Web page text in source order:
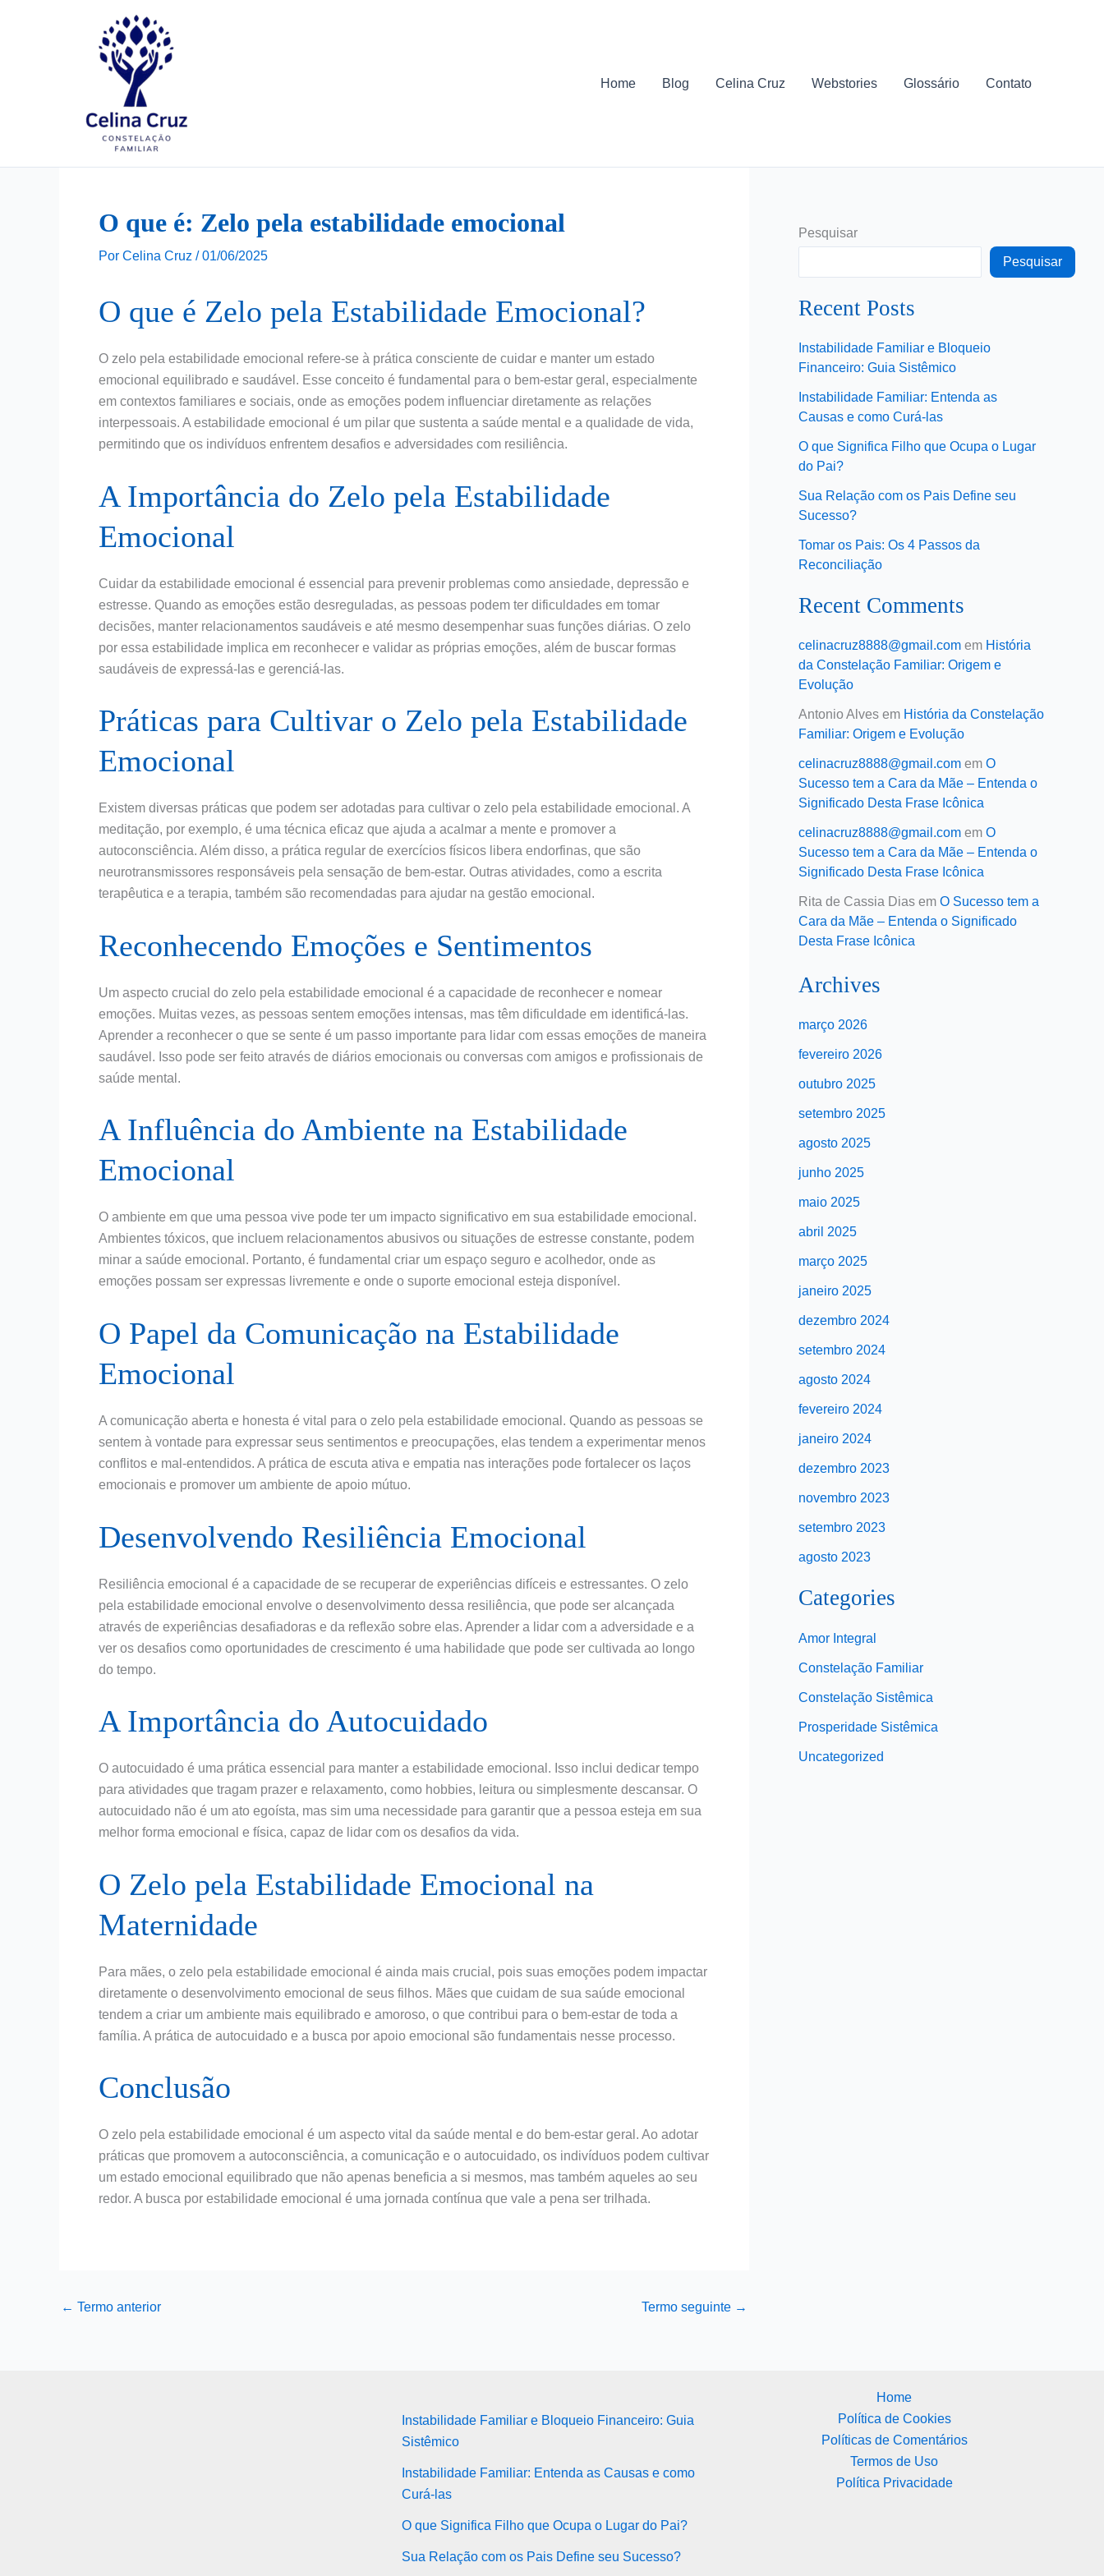
Home Blog Celina Cruz Webstories Glossário Contato
O que é: Zelo pela estabilidade emocional
Por Celina Cruz /01/06/2025
O que é Zelo pela Estabilidade Emocional?
O zelo pela estabilidade emocional refere-se à prática consciente de cuidar e manter um estado
emocional equilibrado e saudável. Esse conceito é fundamental para o bem-estar geral, especialmente
em contextos familiares e sociais, onde as emoções podem influenciar diretamente as relações
interpessoais. A estabilidade emocional é um pilar que sustenta a saúde mental e a qualidade de vida,
permitindo que os indivíduos enfrentem desafios e adversidades com resiliência.
A Importância do Zelo pela Estabilidade
Emocional
Cuidar da estabilidade emocional é essencial para prevenir problemas como ansiedade, depressão e
estresse. Quando as emoções estão desreguladas, as pessoas podem ter dificuldades em tomar
decisões, manter relacionamentos saudáveis e até mesmo desempenhar suas funções diárias. O zelo
por essa estabilidade implica em reconhecer e validar as próprias emoções, além de buscar formas
saudáveis de expressá-las e gerenciá-las.
Práticas para Cultivar o Zelo pela Estabilidade
Emocional
Existem diversas práticas que podem ser adotadas para cultivar o zelo pela estabilidade emocional. A
meditação, por exemplo, é uma técnica eficaz que ajuda a acalmar a mente e promover a
autoconsciência. Além disso, a prática regular de exercícios físicos libera endorfinas, que são
neurotransmissores responsáveis pela sensação de bem-estar. Outras atividades, como a escrita
terapêutica e a terapia, também são recomendadas para ajudar na gestão emocional.
Reconhecendo Emoções e Sentimentos
Um aspecto crucial do zelo pela estabilidade emocional é a capacidade de reconhecer e nomear
emoções. Muitas vezes, as pessoas sentem emoções intensas, mas têm dificuldade em identificá-las.
Aprender a reconhecer o que se sente é um passo importante para lidar com essas emoções de maneira
saudável. Isso pode ser feito através de diários emocionais ou conversas com amigos e profissionais de
saúde mental.
A Influência do Ambiente na Estabilidade
Emocional
O ambiente em que uma pessoa vive pode ter um impacto significativo em sua estabilidade emocional.
Ambientes tóxicos, que incluem relacionamentos abusivos ou situações de estresse constante, podem
minar a saúde emocional. Portanto, é fundamental criar um espaço seguro e acolhedor, onde as
emoções possam ser expressas livremente e onde o suporte emocional esteja disponível.
O Papel da Comunicação na Estabilidade
Emocional
A comunicação aberta e honesta é vital para o zelo pela estabilidade emocional. Quando as pessoas se
sentem à vontade para expressar seus sentimentos e preocupações, elas tendem a experimentar menos
conflitos e mal-entendidos. A prática de escuta ativa e empatia nas interações pode fortalecer os laços
emocionais e promover um ambiente de apoio mútuo.
Desenvolvendo Resiliência Emocional
Resiliência emocional é a capacidade de se recuperar de experiências difíceis e estressantes. O zelo
pela estabilidade emocional envolve o desenvolvimento dessa resiliência, que pode ser alcançada
através de experiências desafiadoras e da reflexão sobre elas. Aprender a lidar com a adversidade e a
ver os desafios como oportunidades de crescimento é uma habilidade que pode ser cultivada ao longo
do tempo.
A Importância do Autocuidado
O autocuidado é uma prática essencial para manter a estabilidade emocional. Isso inclui dedicar tempo
para atividades que tragam prazer e relaxamento, como hobbies, leitura ou simplesmente descansar. O
autocuidado não é um ato egoísta, mas sim uma necessidade para garantir que a pessoa esteja em sua
melhor forma emocional e física, capaz de lidar com os desafios da vida.
O Zelo pela Estabilidade Emocional na
Maternidade
Para mães, o zelo pela estabilidade emocional é ainda mais crucial, pois suas emoções podem impactar
diretamente o desenvolvimento emocional de seus filhos. Mães que cuidam de sua saúde emocional
tendem a criar um ambiente mais equilibrado e amoroso, o que contribui para o bem-estar de toda a
família. A prática de autocuidado e a busca por apoio emocional são fundamentais nesse processo.
Conclusão
O zelo pela estabilidade emocional é um aspecto vital da saúde mental e do bem-estar geral. Ao adotar
práticas que promovem a autoconsciência, a comunicação e o autocuidado, os indivíduos podem cultivar
um estado emocional equilibrado que não apenas beneficia a si mesmos, mas também aqueles ao seu
redor. A busca por estabilidade emocional é uma jornada contínua que vale a pena ser trilhada.
← Termo anterior Termo seguinte →
Pesquisar
Pesquisar
Recent Posts
Instabilidade Familiar e Bloqueio
Financeiro: Guia Sistêmico
Instabilidade Familiar: Entenda as
Causas e como Curá-las
O que Significa Filho que Ocupa o Lugar
do Pai?
Sua Relação com os Pais Define seu
Sucesso?
Tomar os Pais: Os 4 Passos da
Reconciliação
Recent Comments
celinacruz8888@gmail.com em História
da Constelação Familiar: Origem e
Evolução
Antonio Alves em História da Constelação
Familiar: Origem e Evolução
celinacruz8888@gmail.com em O
Sucesso tem a Cara da Mãe – Entenda o
Significado Desta Frase Icônica
celinacruz8888@gmail.com em O
Sucesso tem a Cara da Mãe – Entenda o
Significado Desta Frase Icônica
Rita de Cassia Dias em O Sucesso tem a
Cara da Mãe – Entenda o Significado
Desta Frase Icônica
Archives
março 2026
fevereiro 2026
outubro 2025
setembro 2025
agosto 2025
junho 2025
maio 2025
abril 2025
março 2025
janeiro 2025
dezembro 2024
setembro 2024
agosto 2024
fevereiro 2024
janeiro 2024
dezembro 2023
novembro 2023
setembro 2023
agosto 2023
Categories
Amor Integral
Constelação Familiar
Constelação Sistêmica
Prosperidade Sistêmica
Uncategorized
Instabilidade Familiar e Bloqueio Financeiro: Guia
Sistêmico
Instabilidade Familiar: Entenda as Causas e como
Curá-las
O que Significa Filho que Ocupa o Lugar do Pai?
Sua Relação com os Pais Define seu Sucesso?
Home
Política de Cookies
Políticas de Comentários
Termos de Uso
Política Privacidade